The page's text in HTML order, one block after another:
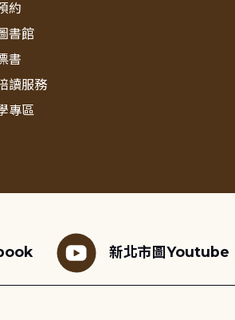
約
書館
書
讀服務
專區
新北市圖Youtube